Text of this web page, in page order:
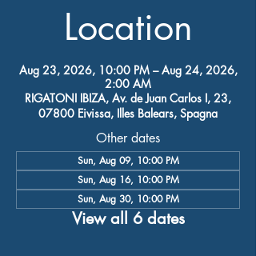
Location
Aug 23, 2026, 10:00 PM – Aug 24, 2026,
2:00 AM
RIGATONI IBIZA, Av. de Juan Carlos I, 23,
07800 Eivissa, Illes Balears, Spagna
Other dates
Sun, Aug 09, 10:00 PM
Sun, Aug 16, 10:00 PM
Sun, Aug 30, 10:00 PM
View all 6 dates